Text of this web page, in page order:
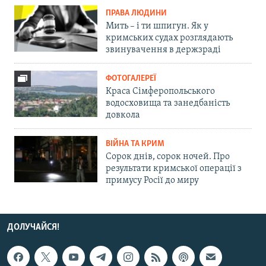
ПРАВА ЛЮДИНИ
Мить – і ти шпигун. Як у
кримських судах розглядають
звинувачення в держзраді
ФОТОГАЛЕРЕЇ
Краса Сімферопольського
водосховища та занедбаність
довкола
ВІЙНА ТА КРИМ
Сорок днів, сорок ночей. Про
результати кримської операції з
примусу Росії до миру
ДОЛУЧАЙСЯ!